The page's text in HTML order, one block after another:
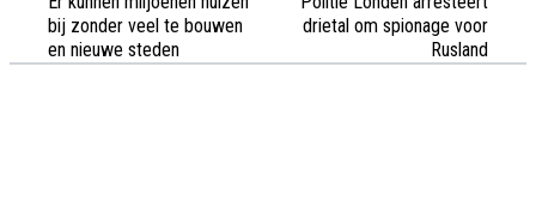
bij zonder veel te bouwen
en nieuwe steden
drietal om spionage voor
Rusland